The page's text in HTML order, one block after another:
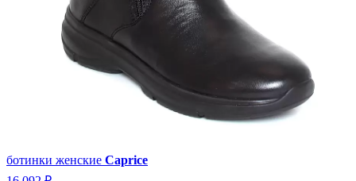
ботинки женские Caprice